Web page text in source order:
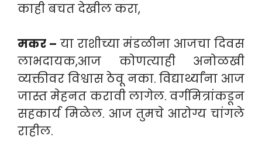
काही बचत देखील करा,
मकर – या राशीच्या मंडळीना आजचा दिवस
लाभदायक,आज कोणत्याही अनोळखी
व्यक्तीवर विश्वास ठेवू नका. विद्यार्थ्यांना आज
जास्त मेहनत करावी लागेल. वर्गमित्रांकडून
सहकार्य मिळेल. आज तुमचे आरोग्य चांगले
राहील.